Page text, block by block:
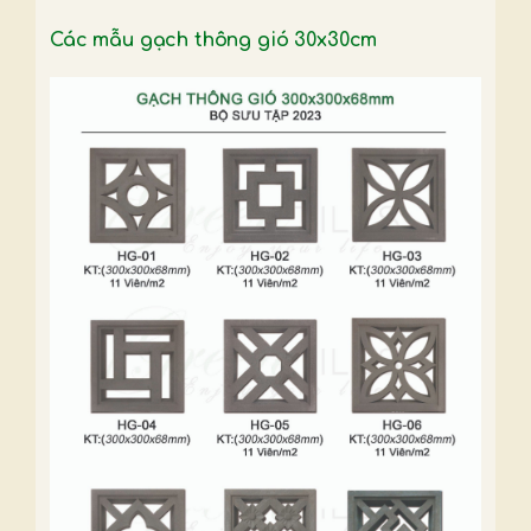
gió trong các công trình.
Tính thẩm mỹ cao
Là một yếu tố không thể thiếu trong thiết kế,
gạch thông gió 30x30cm còn làm nổi bật tính
thẩm mỹ cho công trình. Với nhiều mẫu mã và
kiểu dáng khác nhau, loại gạch này dễ dàng tạo
gian sống. Có thể nói, việc sử dụng gạch thông
gió trong thiết kế nội ngoại thất giống như việc
khoác lên cho ngôi nhà một bộ áo mới, làm tôn
lên vẻ đẹp kiến trúc vốn có.
Bền bỉ và thân thiện với môi
Các mẫu gạch thông gió 30x30cm